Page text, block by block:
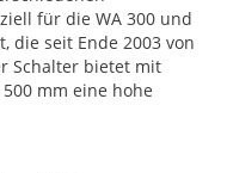
für die WA 300 und
die seit Ende 2003 von
Schalter bietet mit
mm eine hohe